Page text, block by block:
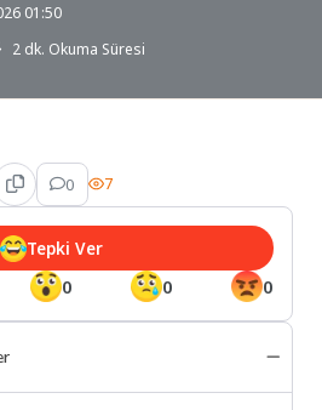
01:50
2 dk. Okuma Süresi
0 7
0 0 0
Tepki Ver